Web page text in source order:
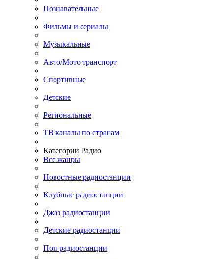
Познавательные
Фильмы и сериалы
Музыкальные
Авто/Мото транспорт
Спортивные
Детские
Региональные
ТВ каналы по странам
Категории Радио
Все жанры
Новостные радиостанции
Клубные радиостанции
Джаз радиостанции
Детские радиостанции
Поп радиостанции